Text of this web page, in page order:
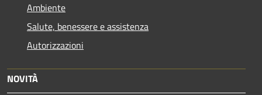
Ambiente
Salute, benessere e assistenza
Autorizzazioni
NOVITÀ